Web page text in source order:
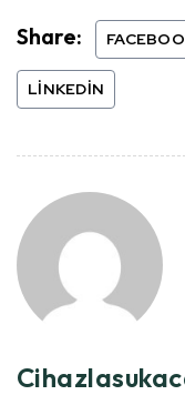
Share:
LINKEDIN